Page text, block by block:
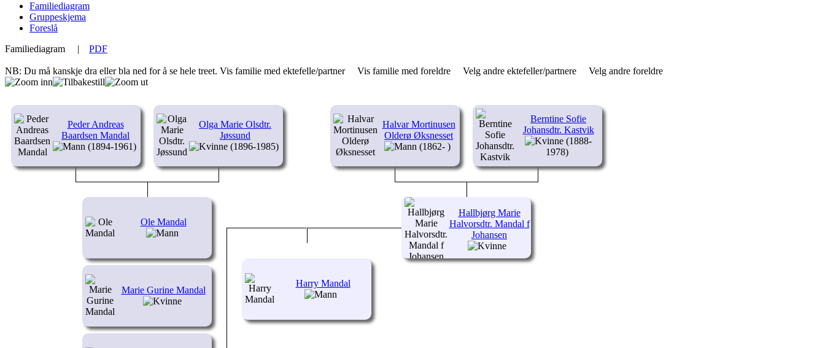
Familiediagram
Gruppeskjema
Foreslå
Familiediagram
| PDF
NB: Du må kanskje dra eller bla ned for å se hele treet. Vis familie med ektefelle/partner Vis familie med foreldre Velg andre ektefeller/partnere Velg andre foreldre
Peder Andreas
Baardsen Mandal
(1894-1961)
Olga Marie Olsdtr.
Jøssund
(1896-1985)
Ole Mandal
Marie Gurine Mandal
Halvar Mortinusen
Olderø Øksnesset
(1862- )
Berntine Sofie
Johansdtr. Kastvik
(1888-
1978)
Hallbjørg Marie
Halvorsdtr. Mandal f
Johansen
Harry Mandal